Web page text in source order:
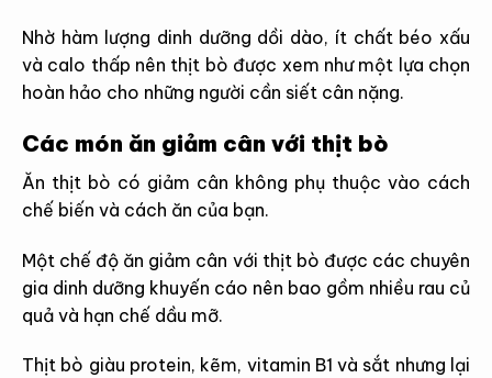
Nhờ hàm lượng dinh dưỡng dồi dào, ít chất béo xấu
và calo thấp nên thịt bò được xem như một lựa chọn
hoàn hảo cho những người cần siết cân nặng.
Các món ăn giảm cân với thịt bò
Ăn thịt bò có giảm cân không phụ thuộc vào cách
chế biến và cách ăn của bạn.
Một chế độ ăn giảm cân với thịt bò được các chuyên
gia dinh dưỡng khuyến cáo nên bao gồm nhiều rau củ
quả và hạn chế dầu mỡ.
Thịt bò giàu protein, kẽm, vitamin B1 và sắt nhưng lại